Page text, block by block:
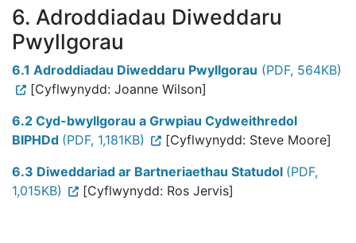
6. Adroddiadau Diweddaru
Pwyllgorau
6.1 Adroddiadau Diweddaru Pwyllgorau (PDF, 564KB)
[Cyflwynydd: Joanne Wilson]
6.2 Cyd-bwyllgorau a Grwpiau Cydweithredol
BIPHDd (PDF, 1,181KB)
[Cyflwynydd: Steve Moore]
6.3 Diweddariad ar Bartneriaethau Statudol (PDF,
1,015KB)
[Cyflwynydd: Ros Jervis]